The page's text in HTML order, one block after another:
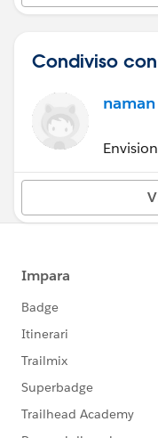
Condiviso con
Envision